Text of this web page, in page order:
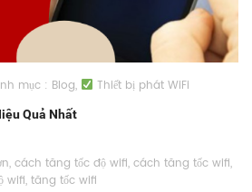
mục : Blog, Thiết bị phát WiFi
Quả Nhất
, cách tăng tốc độ wifi, cách tăng tốc wifi,
wifi, tăng tốc wifi